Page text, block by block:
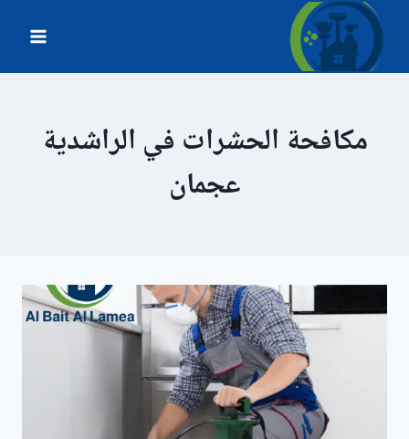
التجاوز
المحتوى
مكافحة الحشرات في الراشدية
عجمان